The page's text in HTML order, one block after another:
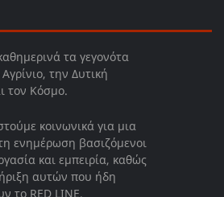
τα γεγονότα
την Δυτική
τον Κόσμο.
κοινωνικά για μια
ενημέρωση βασιζόμενοι
και εμπειρία, καθώς
αυτών που ήδη
το RED LINE.